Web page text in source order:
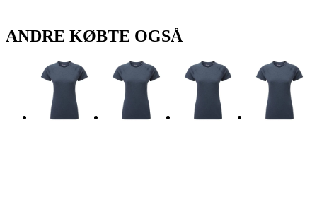
ANDRE KØBTE OGSÅ